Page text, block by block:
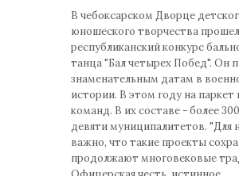
комментариев: 0
В чебоксарском Дворце
юношеского творчества прошел
республиканский конкурс
танца "Бал четырех Побед". Он
знаменательным датам в
истории. В этом году на паркет
команд. В их составе - более
девяти муниципалитетов. "Для
важно, что такие проекты
продолжают многовековые